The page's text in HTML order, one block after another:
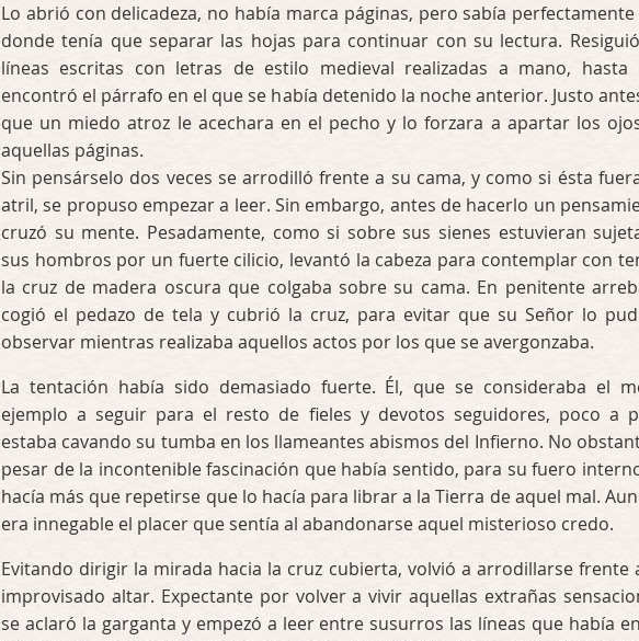
Lo abrió con delicadeza, no había marca páginas, pero sabía
donde tenía que separar las hojas para continuar con su lectura.
líneas escritas con letras de estilo medieval realizadas a mano, hasta
encontró el párrafo en el que se había detenido la noche anterior. Justo
que un miedo atroz le acechara en el pecho y lo forzara a apartar los
aquellas páginas.
Sin pensárselo dos veces se arrodilló frente a su cama, y como si ésta
atril, se propuso empezar a leer. Sin embargo, antes de hacerlo un
cruzó su mente. Pesadamente, como si sobre sus sienes estuvieran
sus hombros por un fuerte cilicio, levantó la cabeza para contemplar con
la cruz de madera oscura que colgaba sobre su cama. En penitente
cogió el pedazo de tela y cubrió la cruz, para evitar que su Señor lo
observar mientras realizaba aquellos actos por los que se avergonzaba.
La tentación había sido demasiado fuerte. Él, que se consideraba el
ejemplo a seguir para el resto de fieles y devotos seguidores, poco a
estaba cavando su tumba en los llameantes abismos del Infierno. No
pesar de la incontenible fascinación que había sentido, para su fuero
hacía más que repetirse que lo hacía para librar a la Tierra de aquel mal.
era innegable el placer que sentía al abandonarse aquel misterioso credo.
Evitando dirigir la mirada hacia la cruz cubierta, volvió a arrodillarse frente
improvisado altar. Expectante por volver a vivir aquellas extrañas
se aclaró la garganta y empezó a leer entre susurros las líneas que había